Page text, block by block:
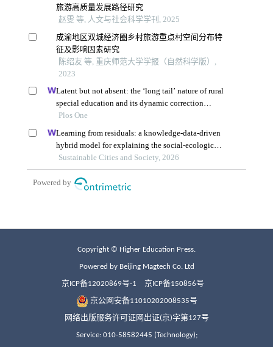
Copyright © Higher Education Press.
Powered by Beijing Magtech Co. Ltd
京ICP备12020869号-1 京ICP备150856号
京公网安备11010202008535号
网络出版服务许可证网出证(京)字第127号
Service: 010-58582445 (Technology);